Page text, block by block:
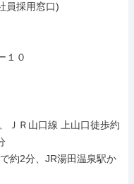
員採用窓口)
１０
ＪＲ山口線 上山口徒歩約
約2分、JR湯田温泉駅か